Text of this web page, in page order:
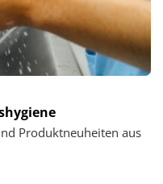
Produktneuheiten aus